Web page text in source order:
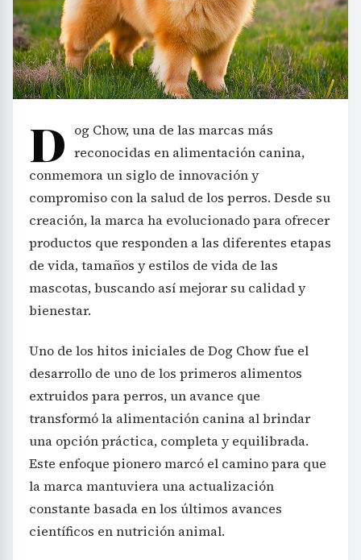
D og Chow, una de las marcas más
reconocidas en alimentación canina,
conmemora un siglo de innovación y
compromiso con la salud de los perros. Desde su
creación, la marca ha evolucionado para ofrecer
productos que responden a las diferentes etapas
de vida, tamaños y estilos de vida de las
mascotas, buscando así mejorar su calidad y
bienestar.
Uno de los hitos iniciales de Dog Chow fue el
desarrollo de uno de los primeros alimentos
extruidos para perros, un avance que
transformó la alimentación canina al brindar
una opción práctica, completa y equilibrada.
Este enfoque pionero marcó el camino para que
la marca mantuviera una actualización
constante basada en los últimos avances
científicos en nutrición animal.